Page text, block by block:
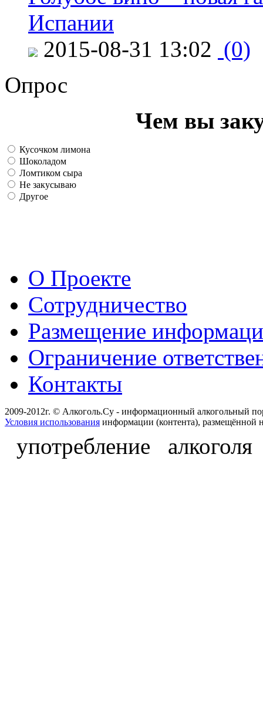
Испании
2015-08-31 13:02 (0)
Опрос
Чем вы
Кусочком лимона
Шоколадом
Ломтиком сыра
Не закусываю
Другое
О Проекте
Сотрудничество
Размещение
Ограничение
Контакты
2009-2012г. © Алкоголь.Су - информационный алкогольный
Условия использования информации (контента), размещённой
употребление